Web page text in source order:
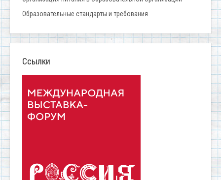
Образовательные стандарты и требования
Ссылки